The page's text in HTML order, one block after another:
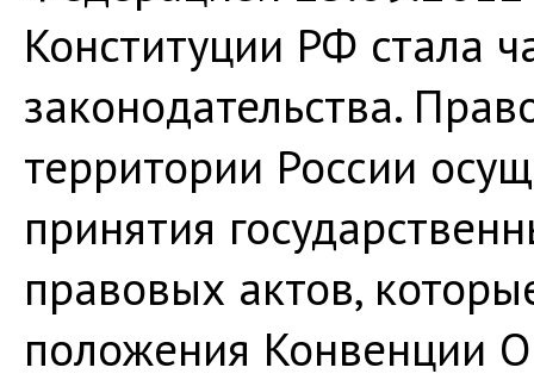
Конституции РФ стала
законодательства.
территории России
принятия
правовых актов,
положения Конвенции